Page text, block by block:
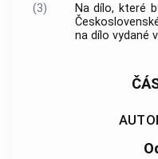
(3)
Na dílo, které
na dílo vydané